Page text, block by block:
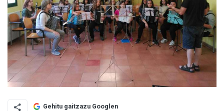
Gehitu gaitzazu Googlen